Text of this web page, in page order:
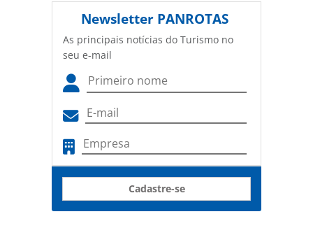
Newsletter PANROTAS
As principais notícias do Turismo no
seu e-mail
Cadastre-se